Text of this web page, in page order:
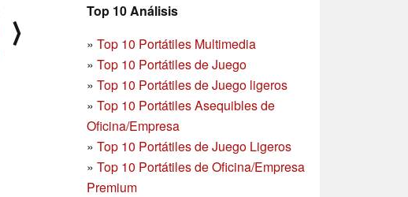
Top 10 Análisis
» Top 10 Portátiles Multimedia
» Top 10 Portátiles de Juego
» Top 10 Portátiles de Juego ligeros
» Top 10 Portátiles Asequibles de
Oficina/Empresa
» Top 10 Portátiles de Juego Ligeros
» Top 10 Portátiles de Oficina/Empresa
Premium
⟩